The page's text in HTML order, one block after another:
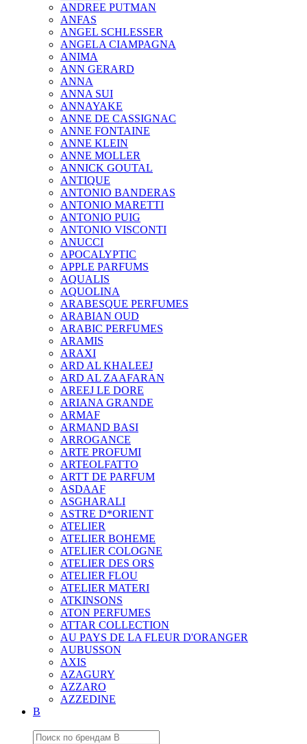
ANDREE PUTMAN
ANFAS
ANGEL SCHLESSER
ANGELA CIAMPAGNA
ANIMA
ANN GERARD
ANNA
ANNA SUI
ANNAYAKE
ANNE DE CASSIGNAC
ANNE FONTAINE
ANNE KLEIN
ANNE MOLLER
ANNICK GOUTAL
ANTIQUE
ANTONIO BANDERAS
ANTONIO MARETTI
ANTONIO PUIG
ANTONIO VISCONTI
ANUCCI
APOCALYPTIC
APPLE PARFUMS
AQUALIS
AQUOLINA
ARABESQUE PERFUMES
ARABIAN OUD
ARABIC PERFUMES
ARAMIS
ARAXI
ARD AL KHALEEJ
ARD AL ZAAFARAN
AREEJ LE DORE
ARIANA GRANDE
ARMAF
ARMAND BASI
ARROGANCE
ARTE PROFUMI
ARTEOLFATTO
ARTT DE PARFUM
ASDAAF
ASGHARALI
ASTRE D*ORIENT
ATELIER
ATELIER BOHEME
ATELIER COLOGNE
ATELIER DES ORS
ATELIER FLOU
ATELIER MATERI
ATKINSONS
ATON PERFUMES
ATTAR COLLECTION
AU PAYS DE LA FLEUR D'ORANGER
AUBUSSON
AXIS
AZAGURY
AZZARO
AZZEDINE
B